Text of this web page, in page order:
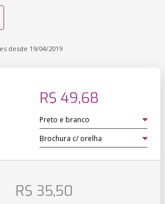
desde 19/04/2019
R$ 49,68
R$ 35,50